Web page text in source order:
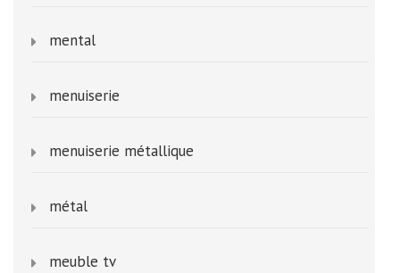
mental
menuiserie
menuiserie métallique
métal
meuble tv